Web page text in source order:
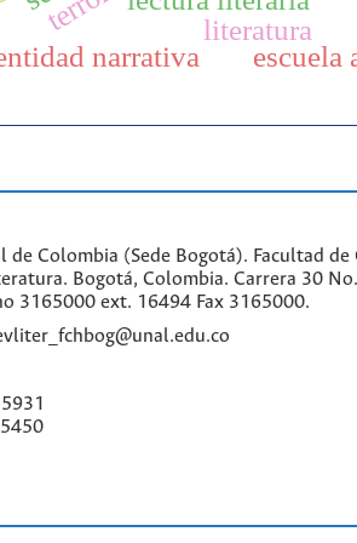
literatura
narrativa escuela
de Colombia (Sede Bogotá). Facultad de
Bogotá, Colombia. Carrera 30
3165000 ext. 16494 Fax 3165000.